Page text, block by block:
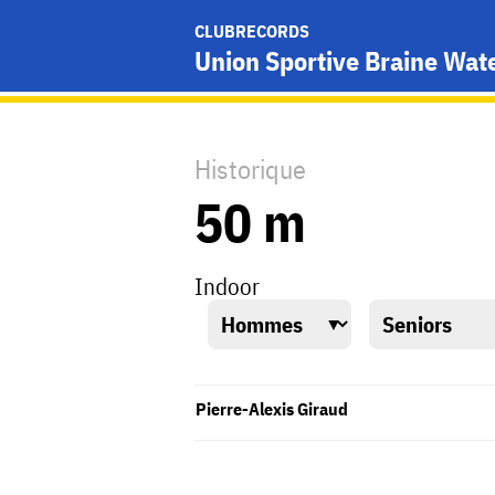
CLUBRECORDS
Union Sportive Braine
Historique
50 m
Indoor
Pierre-Alexis Giraud